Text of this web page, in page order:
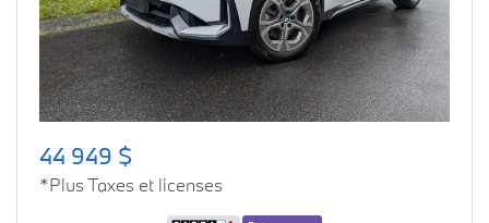
44 949 $
*Plus Taxes et licenses